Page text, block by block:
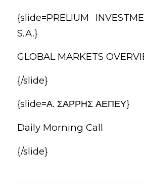
{slide=PRELIUM
S.A.}
GLOBAL MARKETS
{/slide}
{slide=Α. ΣΑΡΡΗΣ ΑΕΠΕΥ}
Daily Morning Call
{/slide}